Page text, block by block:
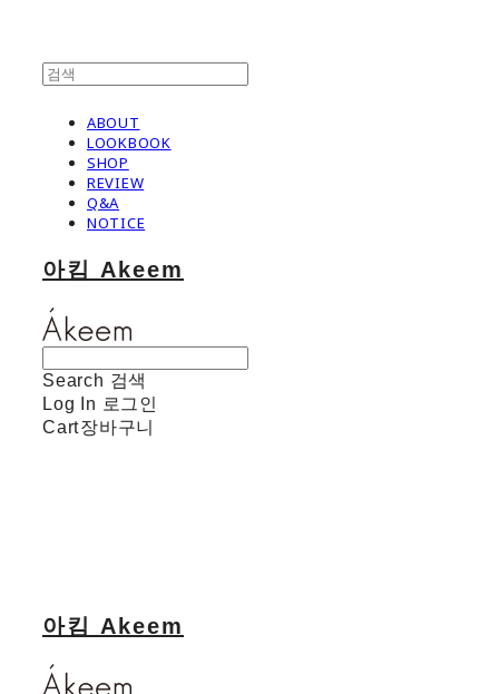
ABOUT
LOOKBOOK
SHOP
REVIEW
Q&A
NOTICE
아킴 Akeem
Search 검색
Log In 로그인
Cart장바구니
아킴 Akeem